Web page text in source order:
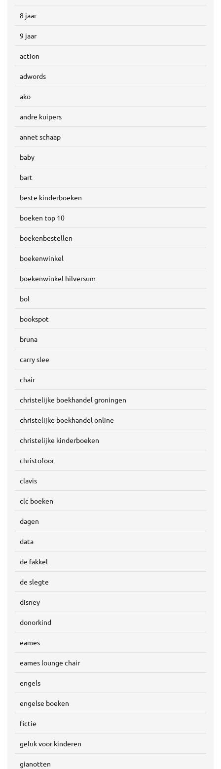
8 jaar
9 jaar
action
adwords
ako
andre kuipers
annet schaap
baby
bart
beste kinderboeken
boeken top 10
boekenbestellen
boekenwinkel
boekenwinkel hilversum
bol
bookspot
bruna
carry slee
chair
christelijke boekhandel groningen
christelijke boekhandel online
christelijke kinderboeken
christofoor
clavis
clc boeken
dagen
data
de fakkel
de slegte
disney
donorkind
eames
eames lounge chair
engels
engelse boeken
fictie
geluk voor kinderen
gianotten